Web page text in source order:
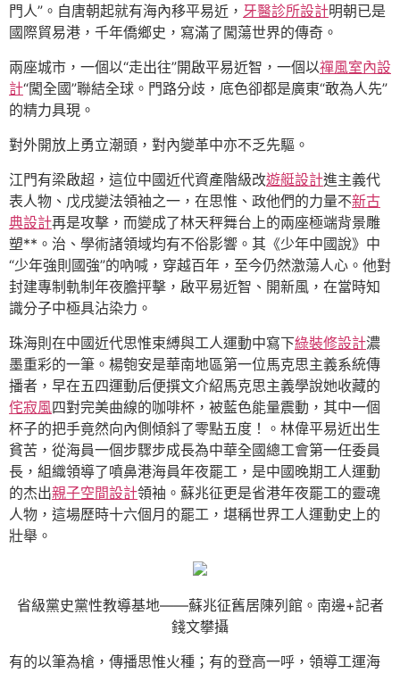
門人”。自唐朝起就有海內移平易近， 牙醫診所設計明朝已是
國際貿易港，千年僑鄉史，寫滿了闖蕩世界的傳奇。
兩座城市，一個以“走出往”開啟平易近智，一個以禪風室內設
計“闖全國”聯結全球。門路分歧，底色卻都是廣東“敢為人先”
的精力具現。
對外開放上勇立潮頭，對內變革中亦不乏先驅。
江門有梁啟超，這位中國近代資產階級改遊艇設計進主義代
表人物、戊戌變法領袖之一，在思惟、政他們的力量不新古
典設計再是攻擊，而變成了林天秤舞台上的兩座極端背景雕
塑**。治、學術諸領域均有不俗影響。其《少年中國說》中
“少年強則國強”的吶喊，穿越百年，至今仍然激蕩人心。他對
封建專制軌制年夜膽抨擊，啟平易近智、開新風，在當時知
識分子中極具沾染力。
珠海則在中國近代思惟束縛與工人運動中寫下綠裝修設計濃
墨重彩的一筆。楊匏安是華南地區第一位馬克思主義系統傳
播者，早在五四運動后便撰文介紹馬克思主義學說她收藏的
侘寂風四對完美曲線的咖啡杯，被藍色能量震動，其中一個
杯子的把手竟然向內側傾斜了零點五度！。林偉平易近出生
貧苦，從海員一個步驟步成長為中華全國總工會第一任委員
長，組織領導了噴鼻港海員年夜罷工，是中國晚期工人運動
的杰出親子空間設計領袖。蘇兆征更是省港年夜罷工的靈魂
人物，這場歷時十六個月的罷工，堪稱世界工人運動史上的
壯舉。
省級黨史黨性教導基地——蘇兆征舊居陳列館。南邊+記者
錢文攀攝
有的以筆為槍，傳播思惟火種；有的登高一呼，領導工運海